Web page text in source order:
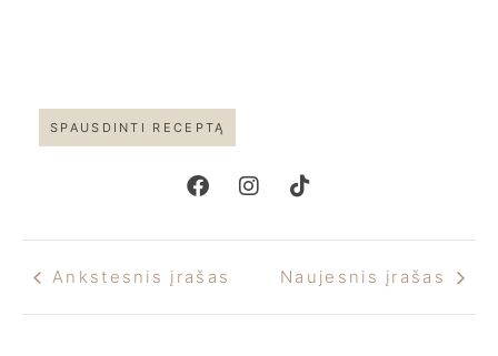
SPAUSDINTI RECEPTĄ
Ankstesnis įrašas Naujesnis įrašas